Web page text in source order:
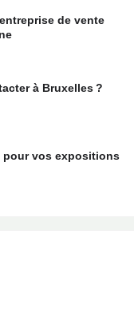
de vente
à Bruxelles ?
pour vos expositions